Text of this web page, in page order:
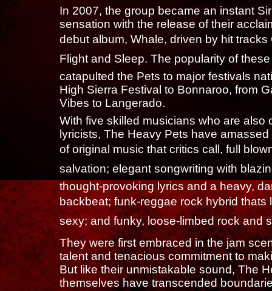
In 2007, the group became an instant
sensation with the release of their
debut album, Whale, driven by hit tracks
Flight and Sleep. The popularity of
catapulted the Pets to major festivals
High Sierra Festival to Bonnaroo, from
Vibes to Langerado.
With five skilled musicians who are also
lyricists, The Heavy Pets have
of original music that critics call, full
salvation; elegant songwriting with
thought-provoking lyrics and a heavy,
backbeat; funk-reggae rock hybrid
sexy; and funky, loose-limbed rock and
They were first embraced in the jam
talent and tenacious commitment to
But like their unmistakable sound, The
themselves have transcended